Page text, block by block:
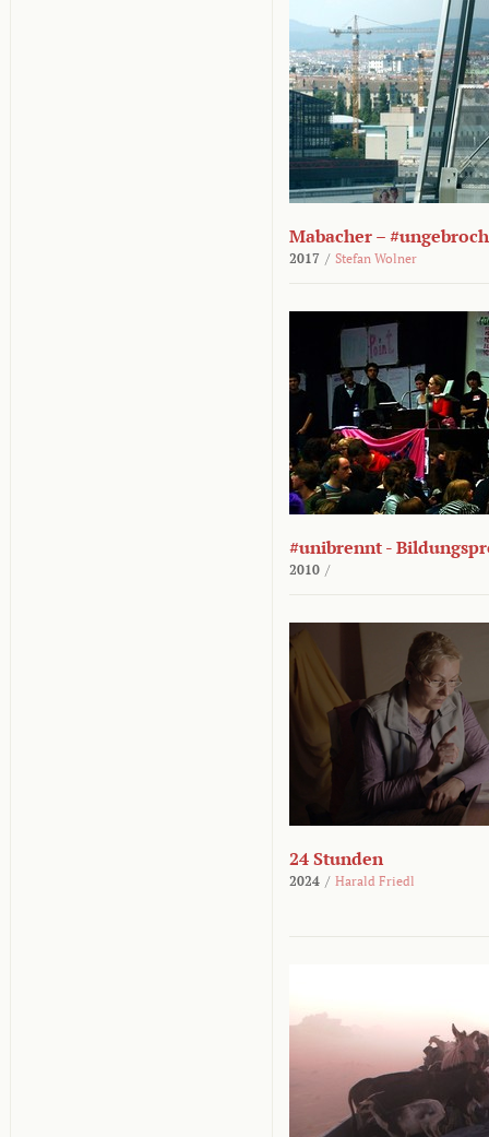
Mabacher –
2017 / Stefan Wolner
#unibrennt -
2010 /
24 Stunden
2024 / Harald Friedl